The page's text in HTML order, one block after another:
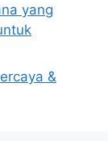
yang
&